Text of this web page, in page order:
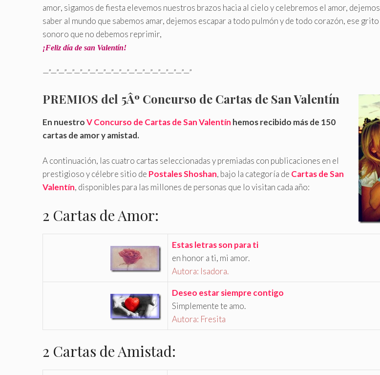
amor, sigamos de fiesta elevemos nuestros brazos hacia al cielo y celebremos el amor, dejemos
saber al mundo que sabemos amar, dejemos escapar a todo pulmón y de todo corazón, ese grito
sonoro que no debemos reprimir,
¡Feliz día de san Valentín!
—”—”—”—”—”—”—”—”—”—”—”—”—”—”—”—”—”—”—”
PREMIOS del 5Âº Concurso de Cartas de San Valentín
En nuestroV Concurso de Cartas de San Valentín hemos recibido más de 150
cartas de amor y amistad.
A continuación, las cuatro cartas seleccionadas y premiadas con publicaciones en el
prestigioso y célebre sitio de Postales Shoshan, bajo la categoría de Cartas de San
Valentín, disponibles para las millones de personas que lo visitan cada año:
2 Cartas de Amor:
Estas letras son para ti
en honor a ti, mi amor.
Autora: Isadora.
Deseo estar siempre contigo
Simplemente te amo.
Autora: Fresita
2 Cartas de Amistad: